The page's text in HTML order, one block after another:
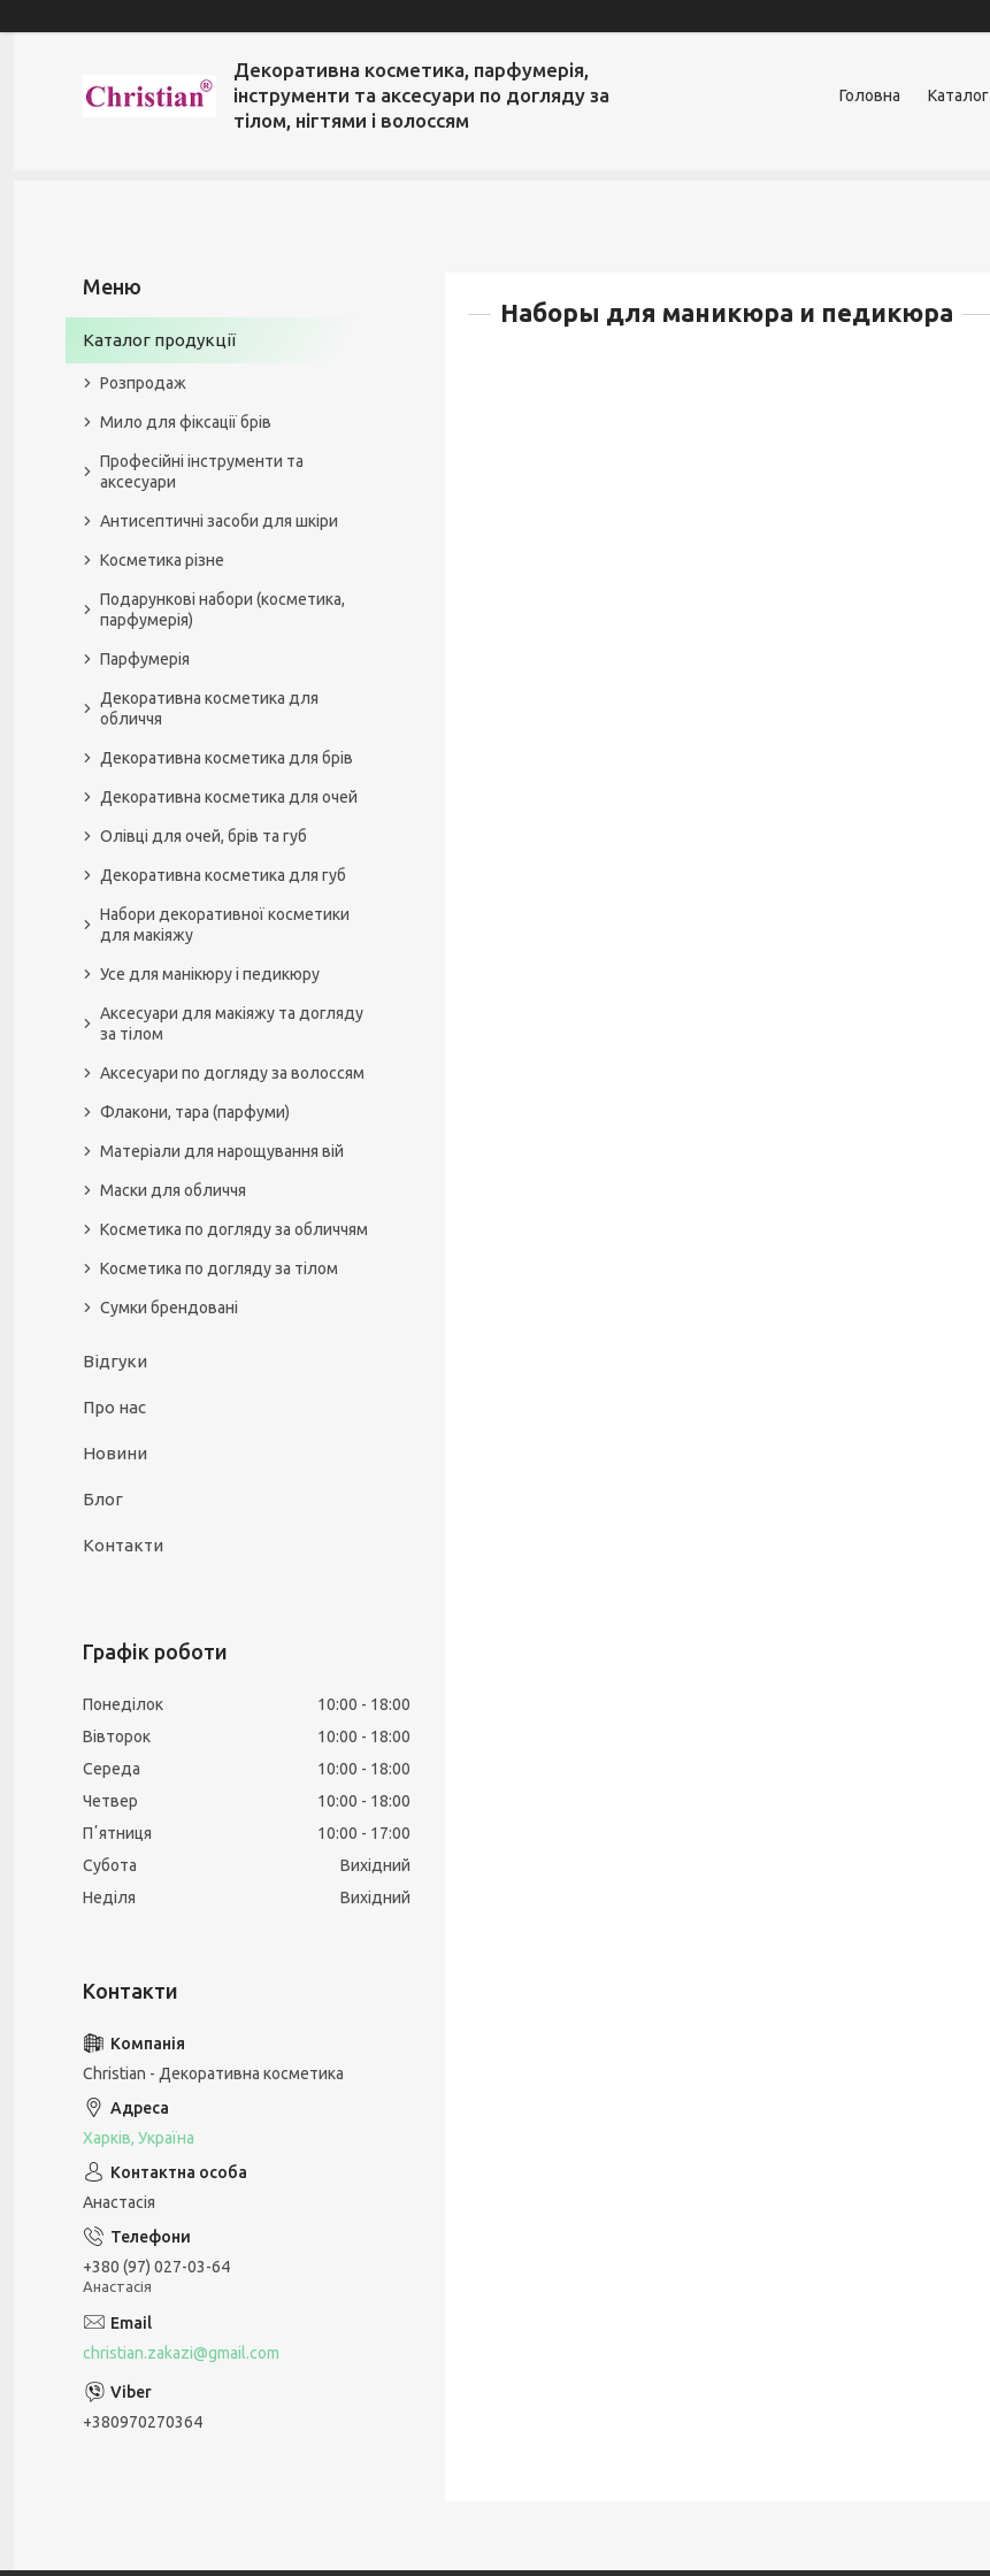
Декоративна косметика, парфумерія,
інструменти та аксесуари по догляду за
тілом, нігтями і волоссям
Головна Каталог
Наборы для маникюра и педикюра
Каталог продукції
Розпродаж
Мило для фіксації брів
Професійні інструменти та
аксесуари
Антисептичні засоби для шкіри
Косметика різне
Подарункові набори (косметика,
парфумерія)
Парфумерія
Декоративна косметика для
обличчя
Декоративна косметика для брів
Декоративна косметика для очей
Олівці для очей, брів та губ
Декоративна косметика для губ
Набори декоративної косметики
для макіяжу
Усе для манікюру і педикюру
Аксесуари для макіяжу та догляду
за тілом
Аксесуари по догляду за волоссям
Флакони, тара (парфуми)
Матеріали для нарощування вій
Маски для обличчя
Косметика по догляду за обличчям
Косметика по догляду за тілом
Сумки брендовані
Відгуки
Про нас
Новини
Блог
Контакти
Графік роботи
Понеділок 10:00
18:00
Вівторок
10:00
18:00
Середа
10:00
18:00
Четвер
10:00
18:00
Пʼятниця
10:00
17:00
Субота
Вихідний
Неділя
Вихідний
Christian - Декоративна косметика
Харків, Україна
Анастасія
+380 (97) 027-03-64
Анастасія
christian.zakazi@gmail.com
+380970270364